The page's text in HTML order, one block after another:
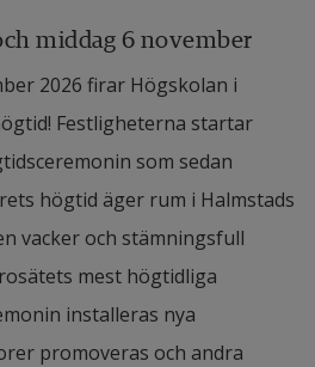
middag 6 november
2026 firar Högskolan i
Festligheterna startar
som sedan
högtid äger rum i Halmstads
vacker och stämningsfull
mest högtidliga
installeras nya
promoveras och andra